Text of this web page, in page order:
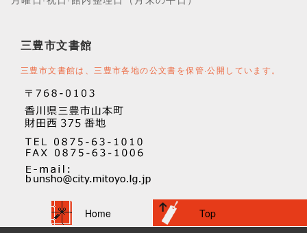
三豊市文書館
三豊市文書館は、三豊市各地の公文書を保管·公開しています。
Home Top